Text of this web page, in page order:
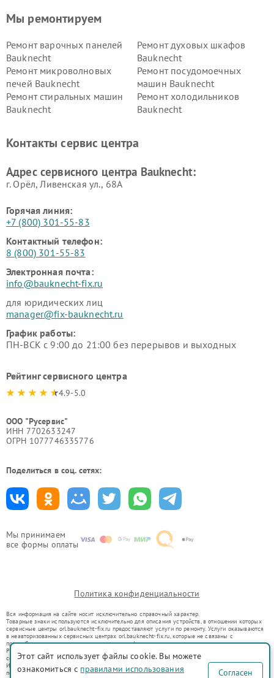
Мы принимаем
все формы оплаты
Мы ремонтируем
Ремонт варочных панелей
Bauknecht
Ремонт духовых шкафов
Bauknecht
Ремонт микроволновых
печей Bauknecht
Ремонт посудомоечных
машин Bauknecht
Ремонт стиральных машин
Bauknecht
Ремонт холодильников
Bauknecht
Контакты сервис центра
Адрес сервисного центра Bauknecht:
г. Орёл, Ливенская ул., 68А
Горячая линия:
+7 (800) 301-55-83
Контактный телефон:
8 (800) 301-55-83
Электронная почта:
info@bauknecht-fix.ru
для юридических лиц
manager@fix-bauknecht.ru
График работы:
ПН-ВСК с 9:00 до 21:00 без перерывов и выходных
Рейтинг сервисного центра
4.9-5.0
ООО "Русервис"
ИНН 7702633247
ОГРН 1077746335776
Поделиться в соц. сетях:
Политика конфиденциальности
Вся информация на сайте носит исключительно справочный характер.
Товарные знаки используются исключительно для описания устройств, в отношении которых
сервисные центры orl.bauknecht-fix.ru предоставляют услуги по ремонту. Услуги оказываются
в неавторизованных сервисных центрах orl.bauknecht-fix.ru, которые не связаны с
правообладателями товарных знаков или их официальными представителями.
Ремонт осуществляется для устройств, уже введенных в гражданский оборот в соответствии
со статьей 1487 ГК РФ.
Использование товарных знаков не преследует цели индивидуализации услуг или введения
потребителей в заблуждение, а служит для информирования о предоставляемых услугах по
Этот сайт использует файлы cookie. Вы можете
ознакомиться с правилами использования
Согласен